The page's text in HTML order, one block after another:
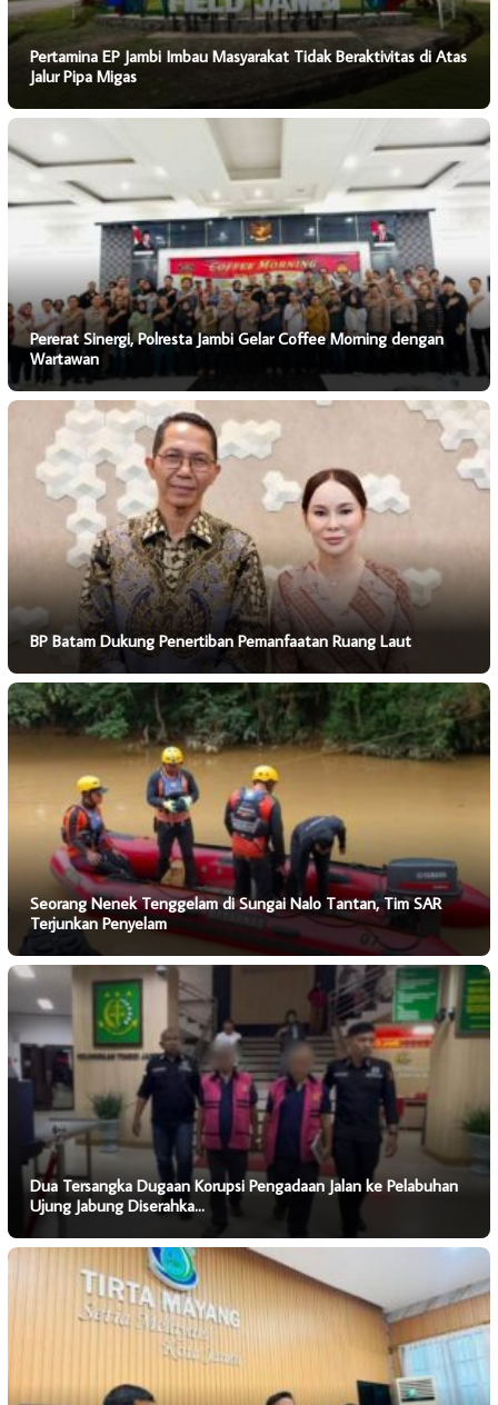
Pertamina EP Jambi Imbau Masyarakat Tidak Beraktivitas di Atas
Jalur Pipa Migas
Pererat Sinergi, Polresta Jambi Gelar Coffee Morning dengan
Wartawan
BP Batam Dukung Penertiban Pemanfaatan Ruang Laut
Seorang Nenek Tenggelam di Sungai Nalo Tantan, Tim SAR
Terjunkan Penyelam
Dua Tersangka Dugaan Korupsi Pengadaan Jalan ke Pelabuhan
Ujung Jabung Diserahka…